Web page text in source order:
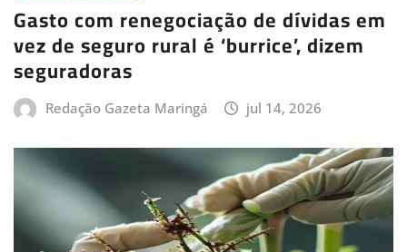
Gasto com renegociação de dívidas em
vez de seguro rural é ‘burrice’, dizem
seguradoras
Redação Gazeta Maringá jul 14, 2026